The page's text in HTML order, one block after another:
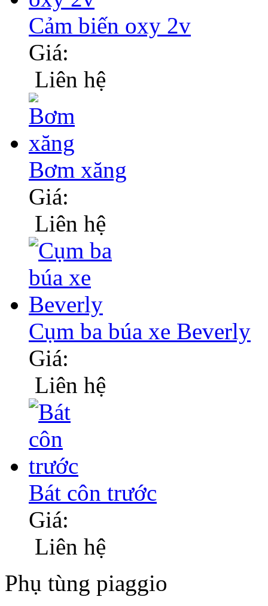
Cảm biến oxy 2v
Giá:
Liên hệ
Bơm xăng
Giá:
Liên hệ
Cụm ba búa xe Beverly
Giá:
Liên hệ
Bát côn trước
Giá:
Liên hệ
Phụ tùng piaggio